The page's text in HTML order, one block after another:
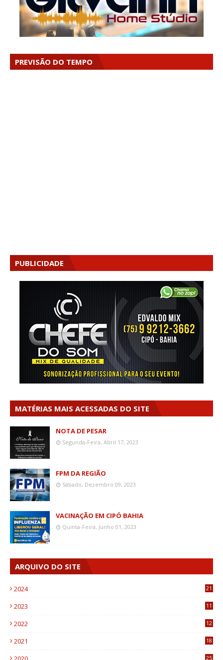
PREVISÃO DO TEMPO
PUBLICIDADE
MATÉRIAS MAIS ACESSADAS DO SITE
NOTA DE PESAR
Segunda-Feira, Abril 17, 2023
FPM DA REGIÃO
Sábado, Dezembro 09, 2023
VACINAÇÃO EM CIPÓ BAHIA
Quinta-Feira, Junho 01, 2023
ARQUIVO DO SITE
2024 21
2023
11
2022
12
2021
18
25